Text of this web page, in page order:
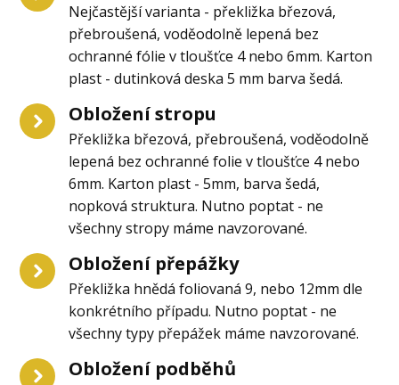
Nejčastější varianta - překližka březová,
přebroušená, voděodolně lepená bez
ochranné fólie v tloušťce 4 nebo 6mm. Karton
plast - dutinková deska 5 mm barva šedá.
Obložení stropu
Překližka březová, přebroušená, voděodolně
lepená bez ochranné folie v tloušťce 4 nebo
6mm. Karton plast - 5mm, barva šedá,
nopková struktura. Nutno poptat - ne
všechny stropy máme navzorované.
Obložení přepážky
Překližka hnědá foliovaná 9, nebo 12mm dle
konkrétního případu. Nutno poptat - ne
všechny typy přepážek máme navzorované.
Obložení podběhů